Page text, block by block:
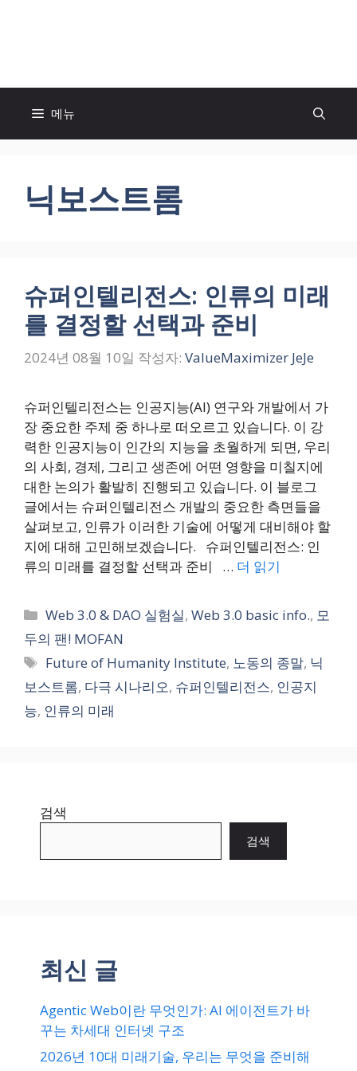
건
메뉴
닉보스트롬
슈퍼인텔리전스: 인류의 미래
를 결정할 선택과 준비
2024년 08월 10일 작성자: ValueMaximizer JeJe
슈퍼인텔리전스는 인공지능(AI) 연구와 개발에서 가
장 중요한 주제 중 하나로 떠오르고 있습니다. 이 강
력한 인공지능이 인간의 지능을 초월하게 되면, 우리
의 사회, 경제, 그리고 생존에 어떤 영향을 미칠지에
대한 논의가 활발히 진행되고 있습니다. 이 블로그
글에서는 슈퍼인텔리전스 개발의 중요한 측면들을
살펴보고, 인류가 이러한 기술에 어떻게 대비해야 할
지에 대해 고민해보겠습니다. 슈퍼인텔리전스: 인
류의 미래를 결정할 선택과 준비 … 더 읽기
카
테
고
리
Web 3.0 & DAO 실험실,Web 3.0 basic info., 모
두의 팬! MOFAN
태
그
Future of Humanity Institute, 노동의 종말, 닉
보스트롬, 다극 시나리오, 슈퍼인텔리전스, 인공지
능, 인류의 미래
검색
검색
최신 글
Agentic Web이란 무엇인가: AI 에이전트가 바
꾸는 차세대 인터넷 구조
2026년 10대 미래기술, 우리는 무엇을 준비해